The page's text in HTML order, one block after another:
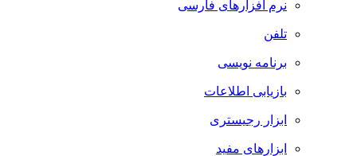
نرم افزارهای فارسی
تلفن
برنامه نویسی
بازیابی اطلاعات
ابزار رجیستری
ابزارهای مفید